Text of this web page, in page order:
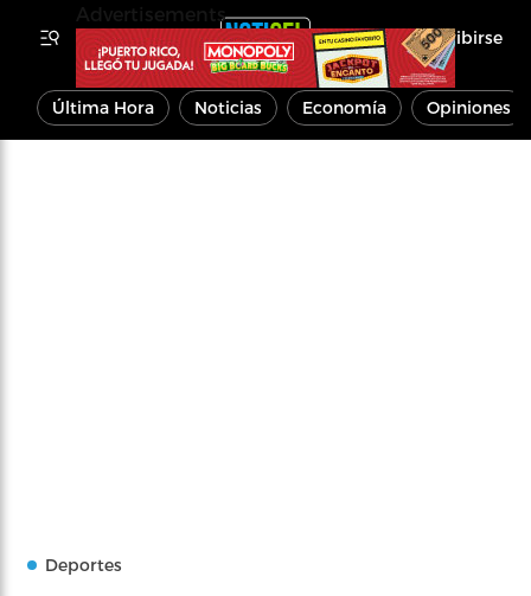
Inscribirse
Última Hora Noticias Economía Opiniones
Deportes
Advertisements